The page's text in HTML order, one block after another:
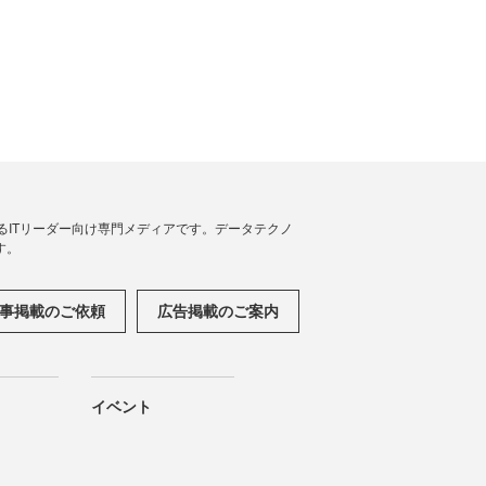
リーダー向け専門メディアです。データテクノ
掲載のご依頼 広告掲載のご案内
イベント